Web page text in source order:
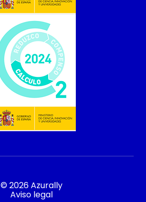
© 2026 Azurally
Aviso legal